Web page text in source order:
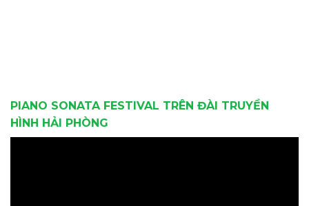
PIANO SONATA FESTIVAL TRÊN ĐÀI TRUYỀN
HÌNH HẢI PHÒNG